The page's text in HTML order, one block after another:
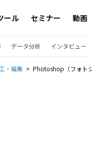
ール セミナー 動画
データ分析 インタビュー
・編集 Photoshop（フォト